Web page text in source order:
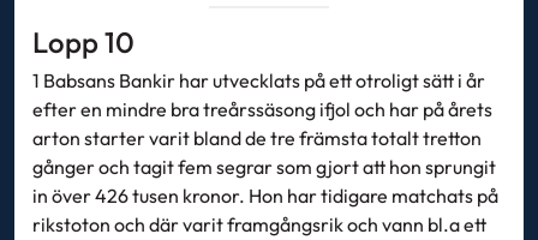
Lopp 10
1 Babsans Bankir har utvecklats på ett otroligt sätt i år
efter en mindre bra treårssäsong ifjol och har på årets
arton starter varit bland de tre främsta totalt tretton
gånger och tagit fem segrar som gjort att hon sprungit
in över 426 tusen kronor. Hon har tidigare matchats på
rikstoton och där varit framgångsrik och vann bl.a ett